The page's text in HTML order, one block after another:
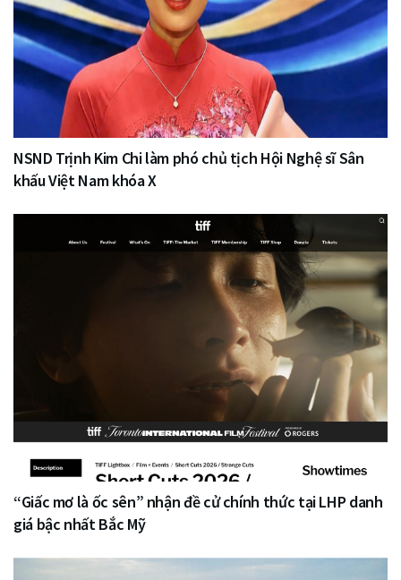
NSND Trịnh Kim Chi làm phó chủ tịch Hội Nghệ sĩ Sân
khấu Việt Nam khóa X
“Giấc mơ là ốc sên” nhận đề cử chính thức tại LHP danh
giá bậc nhất Bắc Mỹ